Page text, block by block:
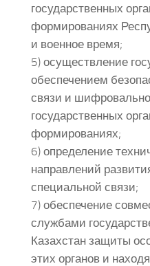
государственных
формированиях
и военное время;
5) осуществление
обеспечением
связи и
государственных
формированиях;
6) определение
направлений
специальной связи;
7) обеспечение
службами
Казахстан защиты
этих органов и